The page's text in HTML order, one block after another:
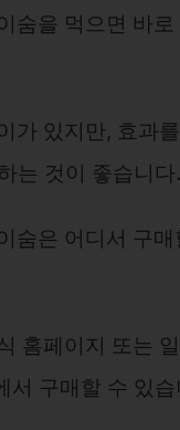
숨을 먹으면 바
가 있지만, 효과
는 것이 좋습니다.
숨은 어디서 구
홈페이지 또는
서 구매할 수 있습